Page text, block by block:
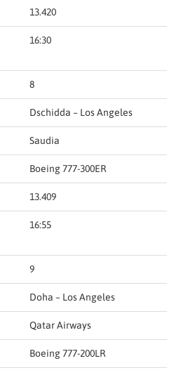
13.420
16:30
8
Dschidda – Los Angeles
Saudia
Boeing 777-300ER
13.409
16:55
9
Doha – Los Angeles
Qatar Airways
Boeing 777-200LR